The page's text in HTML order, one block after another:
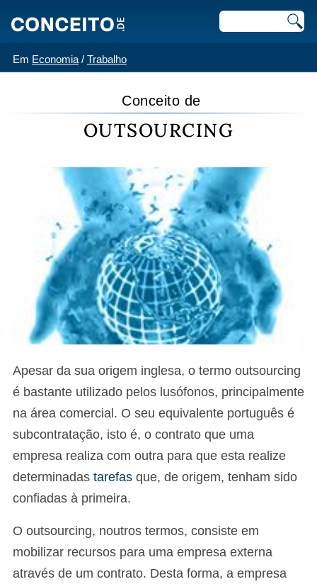
Em Economia / Trabalho
Conceito de
OUTSOURCING
Apesar da sua origem inglesa, o termo outsourcing
é bastante utilizado pelos lusófonos, principalmente
na área comercial. O seu equivalente português é
subcontratação, isto é, o contrato que uma
empresa realiza com outra para que esta realize
determinadas tarefas que, de origem, tenham sido
confiadas à primeira.
O outsourcing, noutros termos, consiste em
mobilizar recursos para uma empresa externa
através de um contrato. Desta forma, a empresa